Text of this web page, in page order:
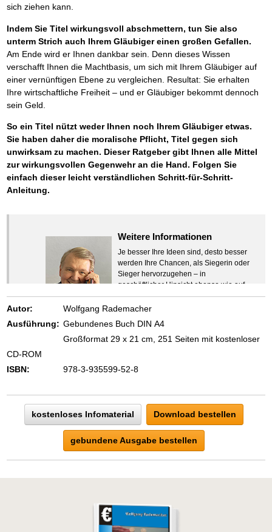
sich ziehen kann.
Indem Sie Titel wirkungsvoll abschmettern, tun Sie also
unterm Strich auch Ihrem Gläubiger einen großen Gefallen.
Am Ende wird er Ihnen dankbar sein. Denn dieses Wissen
verschafft Ihnen die Machtbasis, um sich mit Ihrem Gläubiger auf
einer vernünftigen Ebene zu vergleichen. Resultat: Sie erhalten
Ihre wirtschaftliche Freiheit – und er Gläubiger bekommt dennoch
sein Geld.
So ein Titel nützt weder Ihnen noch Ihrem Gläubiger etwas.
Sie haben daher die moralische Pflicht, Titel gegen sich
unwirksam zu machen. Dieser Ratgeber gibt Ihnen alle Mittel
zur wirkungsvollen Gegenwehr an die Hand. Folgen Sie
einfach dieser leicht verständlichen Schritt-für-Schritt-
Anleitung.
Weitere Informationen
Je besser Ihre Ideen sind, desto besser
werden Ihre Chancen, als Siegerin oder
Sieger hervorzugehen – in
geschäftlicher Hinsicht ebenso wie auf
beruflichem oder privatem Gebiet. Denn
eins ist todsicher:
Zeigen Sie mit der Maus hierhin, um
Autor:
Wolfgang Rademacher
Ausführung: Gebundenes Buch DIN A4
Großformat 29 x 21 cm, 251 Seiten mit kostenloser
CD-ROM
ISBN:
978-3-935599-52-8
kostenloses Infomaterial Download bestellen
gebundene Ausgabe bestellen